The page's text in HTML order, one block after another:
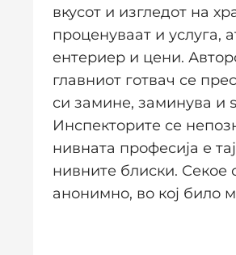
вкусот и изгледот на
проценуваат и услуга,
ентериер и цени.
главниот готвач се
си замине, заминува и
Инспекторите се
нивната професија е
нивните блиски. Секое
анонимно, во кој било